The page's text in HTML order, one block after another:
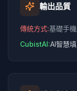
輸出品質
傳統方式:基礎手
CubistAI:AI智慧